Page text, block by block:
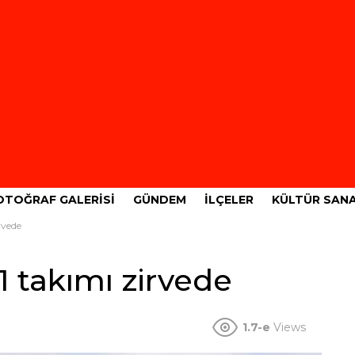
GALERISI GÜNDEM İLÇELER KÜLTÜR
takımı zirvede
1.7-e Views